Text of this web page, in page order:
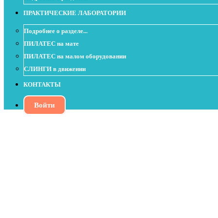
ПРАКТИЧЕСКИЕ ЛАБОРАТОРИИ
Подробнее о разделе...
ПИЛАТЕС на мате
ПИЛАТЕС на малом оборудовании
СЛИНГИ в движении
КОНТАКТЫ
Войти